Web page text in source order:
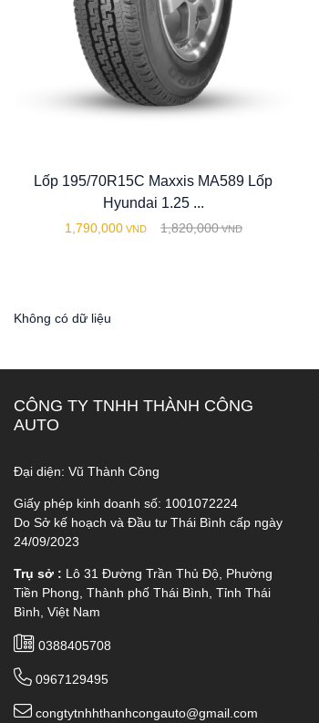
Lốp 195/70R15C Maxxis MA589 Lốp
Hyundai 1.25 ...
1,790,000 VND 1,820,000 VND
Không có dữ liệu
CÔNG TY TNHH THÀNH CÔNG
AUTO
Đại diện: Vũ Thành Công
Giấy phép kinh doanh số: 1001072224
Do Sở kế hoạch và Đầu tư Thái Bình cấp ngày
24/09/2023
Trụ sở : Lô 31 Đường Trần Thủ Độ, Phường
Tiền Phong, Thành phố Thái Bình, Tỉnh Thái
Bình, Việt Nam
0388405708
0967129495
congtytnhhthanhcongauto@gmail.com